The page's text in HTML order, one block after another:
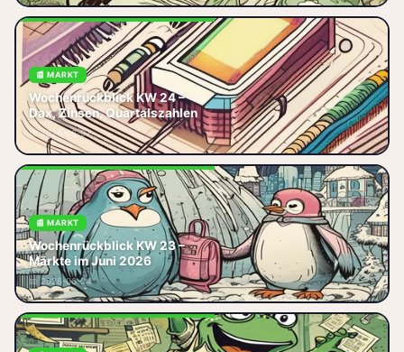
📰 MARKT
Wochenrückblick KW 24 –
Dax, Zinsen, Quartalszahlen
📅 2026-08-07
Wochenrückblick KW 24 – Dax,
Zinsen, Quartalszahlen Diese
Woche hatte es in sich. Der DAX
kämpfte, die Zinsen machten e
📰 MARKT
Wochenrückblick KW 23 –
Märkte im Juni 2026
📅 2026-06-04
Wochenrückblick KW 23 – Was
die Märkte diese Woche wirklich
bewegt hat Die KW 23 hat es in
sich: Der DAX ist mal wieder